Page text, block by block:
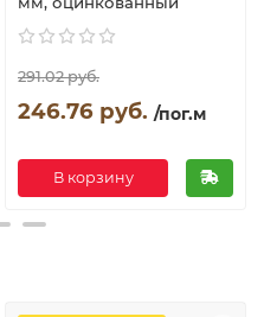
291.02 руб.
246.76 руб. /пог.м
В корзину